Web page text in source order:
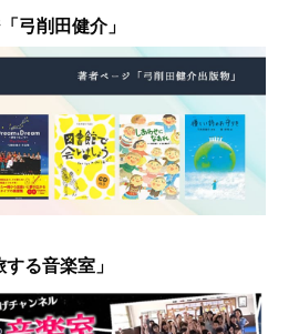
弓削田健介」
る音楽室」